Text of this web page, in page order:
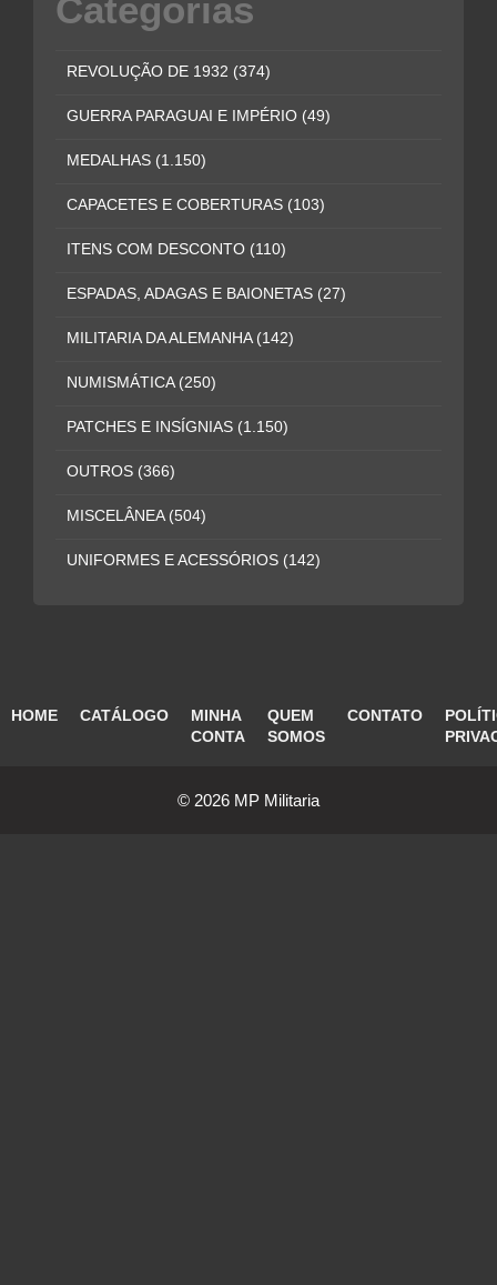
Categorias
REVOLUÇÃO DE 1932 (374)
GUERRA PARAGUAI E IMPÉRIO (49)
MEDALHAS (1.150)
CAPACETES E COBERTURAS (103)
ITENS COM DESCONTO (110)
ESPADAS, ADAGAS E BAIONETAS (27)
MILITARIA DA ALEMANHA (142)
NUMISMÁTICA (250)
PATCHES E INSÍGNIAS (1.150)
OUTROS (366)
MISCELÂNEA (504)
UNIFORMES E ACESSÓRIOS (142)
HOME CATÁLOGO
MINHA
CONTA
QUEM
SOMOS
CONTATO
© 2026 MP Militaria